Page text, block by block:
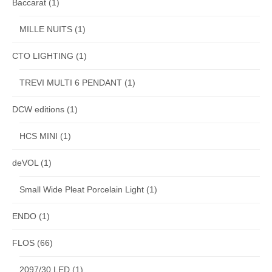
Baccarat (1)
MILLE NUITS (1)
CTO LIGHTING (1)
TREVI MULTI 6 PENDANT (1)
DCW editions (1)
HCS MINI (1)
deVOL (1)
Small Wide Pleat Porcelain Light (1)
ENDO (1)
FLOS (66)
2097/30 LED (1)